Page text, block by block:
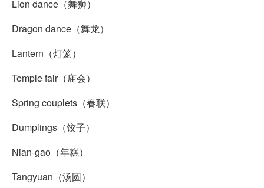
Lion dance（舞狮）
Dragon dance（舞龙）
Lantern（灯笼）
Temple fair（庙会）
Spring couplets（春联）
Dumplings（饺子）
Nian-gao（年糕）
Tangyuan（汤圆）